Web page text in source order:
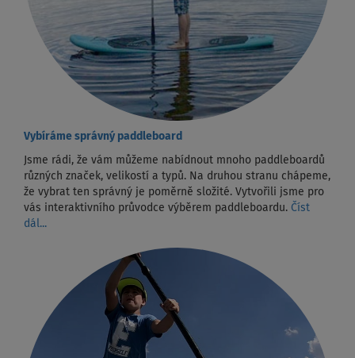
Vybíráme správný paddleboard
Jsme rádi, že vám můžeme nabídnout mnoho paddleboardů
různých značek, velikostí a typů. Na druhou stranu chápeme,
že vybrat ten správný je poměrně složité. Vytvořili jsme pro
vás interaktivního průvodce výběrem paddleboardu. Číst
dál...